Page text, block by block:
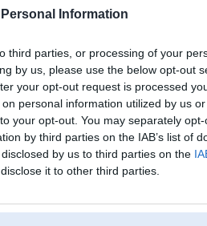
Information
third parties, or processing of your
by us, please use the below opt-out
your opt-out request is processed
personal information utilized by us
your opt-out. You may separately
by third parties on the IAB’s list of
by us to third parties on the
it to other third parties.
Reģistrācija Lietotāji
profils
Pēdējo reizi manīts: 30. Sep 2022, 20:15
kkr
Rīga
VAG remonts
ziņojumi forumā]